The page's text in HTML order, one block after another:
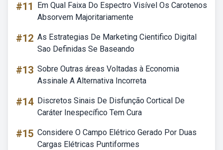
#11
Em Qual Faixa Do Espectro Visível Os Carotenos
Absorvem Majoritariamente
#12 As Estrategias De Marketing Cientifico Digital
Sao Definidas Se Baseando
#13 Sobre Outras áreas Voltadas à Economia
Assinale A Alternativa Incorreta
#14 Discretos Sinais De Disfunção Cortical De
Caráter Inespecífico Tem Cura
#15 Considere O Campo Elétrico Gerado Por Duas
Cargas Elétricas Puntiformes